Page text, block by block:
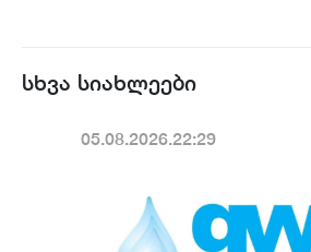
სხვა სიახლეები
05.08.2026.22:29